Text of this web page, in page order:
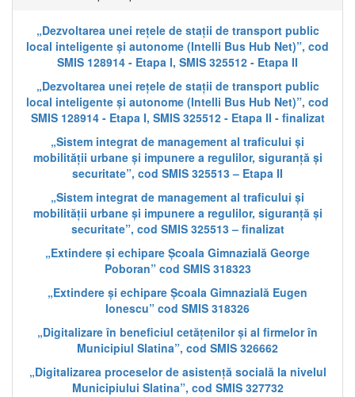
„Dezvoltarea unei rețele de stații de transport public
local inteligente și autonome (Intelli Bus Hub Net)”, cod
SMIS 128914 - Etapa I, SMIS 325512 - Etapa II
„Dezvoltarea unei rețele de stații de transport public
local inteligente și autonome (Intelli Bus Hub Net)”, cod
SMIS 128914 - Etapa I, SMIS 325512 - Etapa II - finalizat
„Sistem integrat de management al traficului și
mobilității urbane și impunere a regulilor, siguranță și
securitate”, cod SMIS 325513 – Etapa II
„Sistem integrat de management al traficului și
mobilității urbane și impunere a regulilor, siguranță și
securitate”, cod SMIS 325513 – finalizat
„Extindere și echipare Școala Gimnazială George
Poboran” cod SMIS 318323
„Extindere și echipare Școala Gimnazială Eugen
Ionescu” cod SMIS 318326
„Digitalizare în beneficiul cetățenilor și al firmelor în
Municipiul Slatina”, cod SMIS 326662
„Digitalizarea proceselor de asistență socială la nivelul
Municipiului Slatina”, cod SMIS 327732